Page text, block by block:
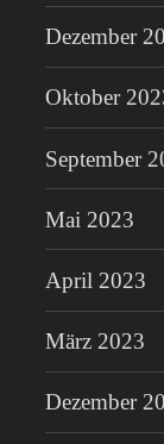
Dezember
Oktober
September
Mai 2023
April 2023
März 2023
Dezember